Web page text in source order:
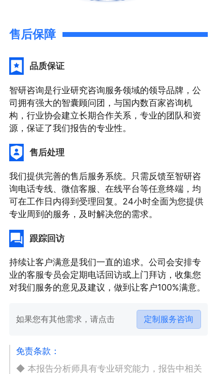
售后保障
品质保证
智研咨询是行业研究咨询服务领域的领导品牌，公
司拥有强大的智囊顾问团，与国内数百家咨询机
构，行业协会建立长期合作关系，专业的团队和资
源，保证了我们报告的专业性。
售后处理
我们提供完善的售后服务系统。只需反馈至智研咨
询电话专线、微信客服、在线平台等任意终端，均
可在工作日内得到受理回复。24小时全面为您提供
专业周到的服务，及时解决您的需求。
跟踪回访
持续让客户满意是我们一直的追求。公司会安排专
业的客服专员会定期电话回访或上门拜访，收集您
对我们服务的意见及建议，做到让客户100%满意。
如果您有其他需求，请点击 定制服务咨询
免责条款：
◆ 本报告分析师具有专业研究能力，报告中相关